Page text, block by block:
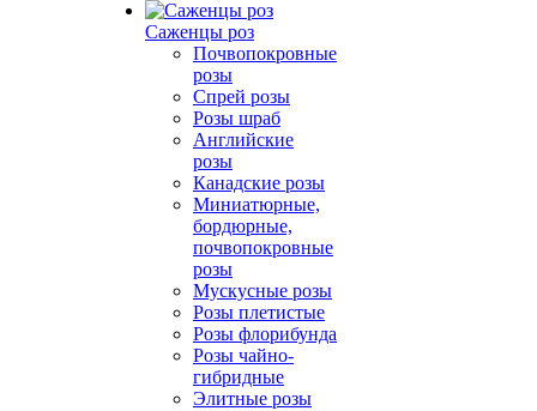
Саженцы роз
Почвопокровные
розы
Спрей розы
Розы шраб
Английские
розы
Канадские розы
Миниатюрные,
бордюрные,
почвопокровные
розы
Мускусные розы
Розы плетистые
Розы флорибунда
Розы чайно-
гибридные
Элитные розы